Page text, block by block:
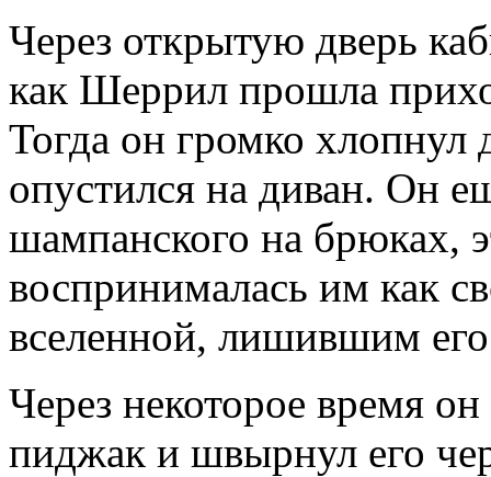
Через открытую дверь
как Шеррил прошла
Тогда он громко хлопнул
опустился на диван. Он
шампанского на брюках,
воспринималась им как
вселенной, лишившим
Через некоторое время
пиджак и швырнул его